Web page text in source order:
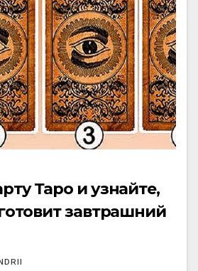
Таро и узнайте,
завтрашний